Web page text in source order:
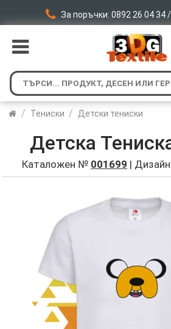
За поръчки: 0892 26 04 34
/ Тениски / Детски тениски
Детска
Каталожен № 001699 |